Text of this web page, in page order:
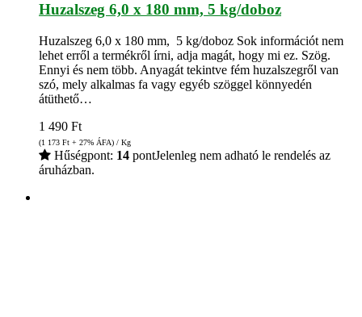
Huzalszeg 6,0 x 180 mm, 5 kg/doboz
Huzalszeg 6,0 x 180 mm, 5 kg/doboz Sok információt nem
lehet erről a termékről írni, adja magát, hogy mi ez. Szög.
Ennyi és nem több. Anyagát tekintve fém huzalszegről van
szó, mely alkalmas fa vagy egyéb szöggel könnyedén
átüthető…
1 490 Ft
(1 173 Ft + 27% ÁFA) / Kg
Hűségpont: 14 pontJelenleg nem adható le rendelés az
áruházban.